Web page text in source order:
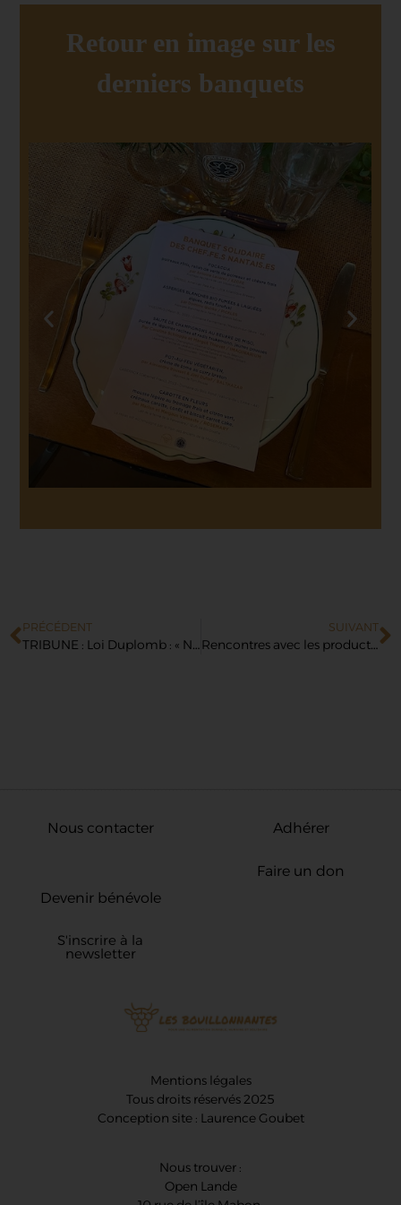
Retour en image sur les
derniers banquets
PRÉCÉDENT
TRIBUNE : Loi Duplomb : « Nous, restaurateurs, faisons ce métier pour nourrir, pas pour empoisonner »
SUIVANT
Rencontres avec les producteurs locaux à Nantes et Pornic
Nous contacter Adhérer
Devenir bénévole
Faire un don
S'inscrire à la
newsletter
Mentions légales
Tous droits réservés 2025
Conception site : Laurence Goubet
Nous trouver :
Open Lande